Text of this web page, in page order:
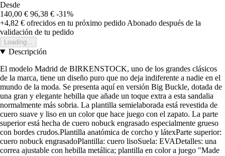
Desde
140,00 € 96,38 € -31%
+4,82 € ofrecidos en tu próximo pedido Abonado después de la
validación de tu pedido
Loading...
Descripción
El modelo Madrid de BIRKENSTOCK, uno de los grandes clásicos
de la marca, tiene un diseño puro que no deja indiferente a nadie en el
mundo de la moda. Se presenta aquí en versión Big Buckle, dotada de
una gran y elegante hebilla que añade un toque extra a esta sandalia
normalmente más sobria. La plantilla semielaborada está revestida de
cuero suave y liso en un color que hace juego con el zapato. La parte
superior está hecha de cuero nobuck engrasado especialmente grueso
con bordes crudos.Plantilla anatómica de corcho y látexParte superior:
cuero nobuck engrasadoPlantilla: cuero lisoSuela: EVADetalles: una
correa ajustable con hebilla metálica; plantilla en color a juego "Made